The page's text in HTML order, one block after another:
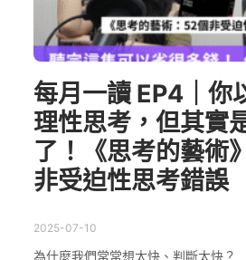
每月一讀 EP4｜你
理性思考，但其實
了！《思考的藝術
非受迫性思考錯誤
2025-07-10
為什麼我們常常想太快、判斷太快？